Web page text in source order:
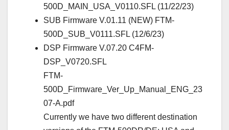
500D_MAIN_USA_V0110.SFL (11/22/23)
SUB Firmware V.01.11 (NEW) FTM-
500D_SUB_V0111.SFL (12/6/23)
DSP Firmware V.07.20 C4FM-
DSP_V0720.SFL
FTM-
500D_Firmware_Ver_Up_Manual_ENG_23
07-A.pdf
Currently we have two different destination